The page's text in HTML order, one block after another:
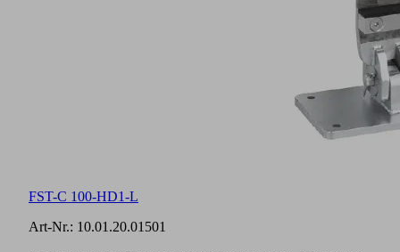
FST-C 100-HD1-L
Art-Nr.: 10.01.20.01501